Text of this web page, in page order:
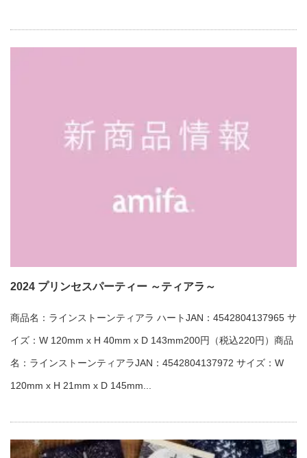
2024 プリンセスパーティー ～ティアラ～
商品名：ラインストーンティアラ ハートJAN：4542804137965 サ
イズ：W 120mm x H 40mm x D 143mm200円（税込220円）商品
名：ラインストーンティアラJAN：4542804137972 サイズ：W
120mm x H 21mm x D 145mm...